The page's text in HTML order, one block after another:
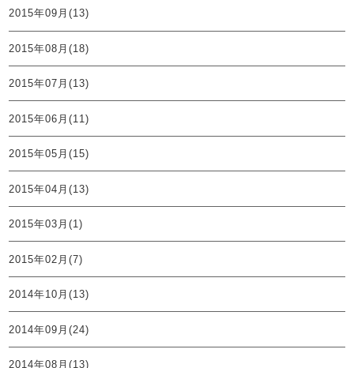
2015年09月(13)
2015年08月(18)
2015年07月(13)
2015年06月(11)
2015年05月(15)
2015年04月(13)
2015年03月(1)
2015年02月(7)
2014年10月(13)
2014年09月(24)
2014年08月(13)